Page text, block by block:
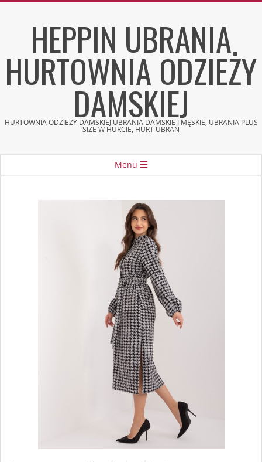
HEPPIN UBRANIA
HURTOWNIA ODZIEŻY
DAMSKIEJ
HURTOWNIA ODZIEŻY DAMSKIEJ UBRANIA DAMSKIE I MĘSKIE, UBRANIA PLUS
SIZE W HURCIE, HURT UBRAŃ
Menu